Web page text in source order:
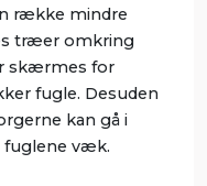
række mindre
træer omkring
skærmes for
fugle. Desuden
kan gå i
fuglene væk.